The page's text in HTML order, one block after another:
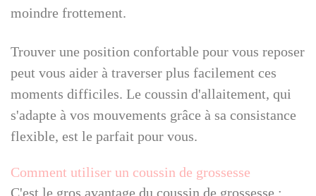
moindre frottement.
Trouver une position confortable pour vous reposer
peut vous aider à traverser plus facilement ces
moments difficiles. Le coussin d'allaitement, qui
s'adapte à vos mouvements grâce à sa consistance
flexible, est le parfait pour vous.
Comment utiliser un coussin de grossesse
C'est le gros avantage du coussin de grossesse :